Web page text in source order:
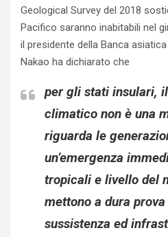
Geological Survey del 2018
Pacifico saranno inabitabili nel
il presidente della Banca
Nakao ha dichiarato che
per gli stati insulari,
climatico non è una
riguarda le
un’emergenza
tropicali e livello del
mettono a dura
sussistenza ed